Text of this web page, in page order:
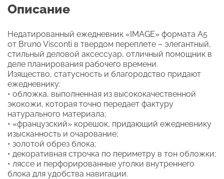
Описание
Недатированный ежедневник «IMAGE» формата А5
от Bruno Visconti в твердом переплете – элегантный,
стильный деловой аксессуар, отличный помощник в
деле планирования рабочего времени.
Изящество, статусность и благородство придают
ежедневнику:
• обложка, выполненная из высококачественной
экокожи, которая точно передает фактуру
натурального материала;
• «французский» корешок, придающий ежедневнику
изысканность и очарование;
• золотой обрез блока;
• декоративная строчка по периметру в тон обложки;
• ляссе и перфорированные уголки внутреннего
блока для удобства навигации.